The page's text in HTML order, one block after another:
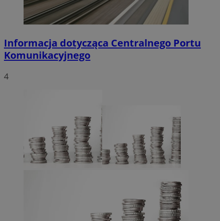
Informacja dotycząca Centralnego Portu
Komunikacyjnego
4